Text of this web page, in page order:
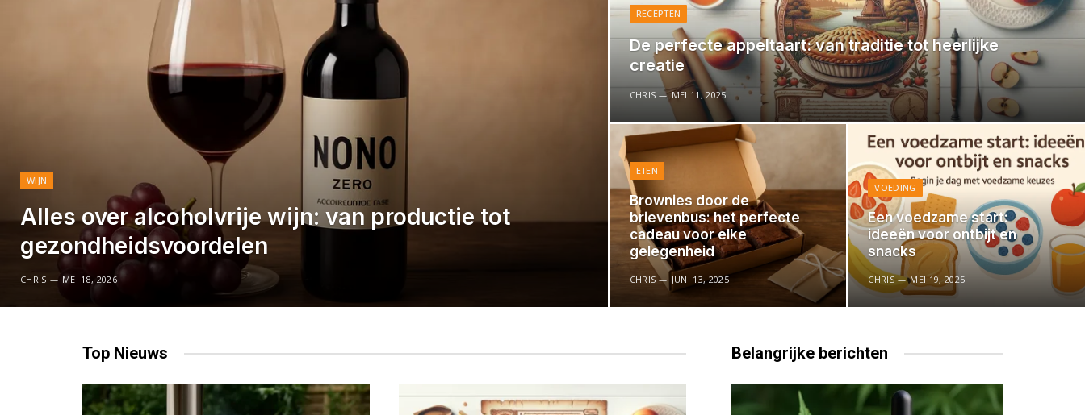
WIJN
Alles over alcoholvrije wijn: van productie tot
gezondheidsvoordelen
CHRIS MEI 18, 2026
RECEPTEN
De perfecte appeltaart: van traditie tot heerlijke
creatie
CHRIS MEI 11, 2025
ETEN
Brownies door de
brievenbus: het perfecte
cadeau voor elke
gelegenheid
CHRIS JUNI 13, 2025
VOEDING
Een voedzame start:
ideeën voor ontbijt en
snacks
CHRIS MEI 19, 2025
Top Nieuws Belangrijke berichten